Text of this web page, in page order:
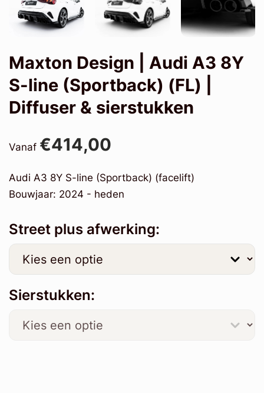
Maxton Design | Audi A3 8Y
S-line (Sportback) (FL) |
Diffuser & sierstukken
Vanaf €414,00
Audi A3 8Y S-line (Sportback) (facelift)
Bouwjaar: 2024 - heden
Street plus afwerking:
Sierstukken: